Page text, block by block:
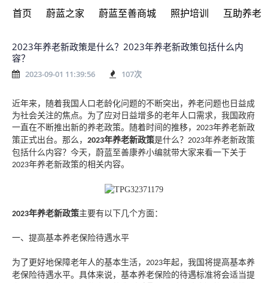
首页 蔚蓝之家 蔚蓝至善商城 照护培训 互助养老
2023年养老新政策是什么？2023年养老新政策包括什么内
容？
2023-09-01 11:39:56 107次
近年来，随着我国人口老龄化问题的不断突出，养老问题也日益成
为社会关注的焦点。为了应对日益增多的老年人口需求，我国政府
一直在不断推出新的养老政策。随着时间的推移， 2023年养老新政
策正式出台。那么， 2023年养老新政策是什么？ 2023年养老新政策
包括什么内容？今天，蔚蓝至善康养小编就带大家来看一下关于
2023年养老新政策的相关内容。
2023年养老新政策主要有以下几个方面：
一、提高基本养老保险待遇水平
为了更好地保障老年人的基本生活， 2023年起，我国将提高基本养
老保险待遇水平。具体来说，基本养老保险的待遇标准将会适当提